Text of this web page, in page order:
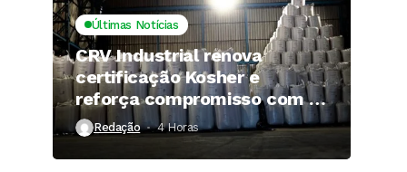
Últimas Notícias
CRV Industrial renova
certificação Kosher e
reforça compromisso com a
qualidade
Redação 4 Horas ⁮